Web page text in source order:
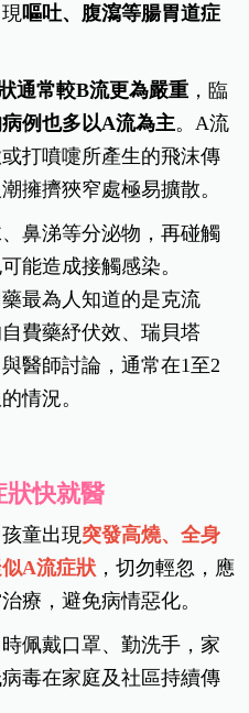
嘔吐、腹瀉等腸胃道症
通常較B流更為嚴重 ，臨
例也多以A流為主。A流
打噴嚏所產生的飛沫傳
擁擠狹窄處極易擴散。
鼻涕等分泌物，再碰觸
能造成接觸感染。
最為人知道的是克流
費藥紓伏效、瑞貝塔
醫師討論，通常在1至2
情況。
狀快就醫
童出現突發高燒、全身
A流症狀 ，切勿輕忽，應
療，避免病情惡化。
佩戴口罩、勤洗手，家
毒在家庭及社區持續傳